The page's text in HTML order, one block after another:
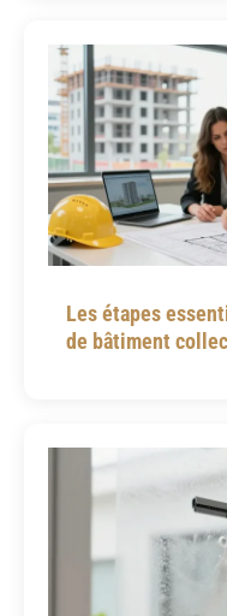
Les étapes
de bâtiment